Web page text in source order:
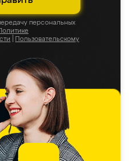
персональных
Пользовательскому